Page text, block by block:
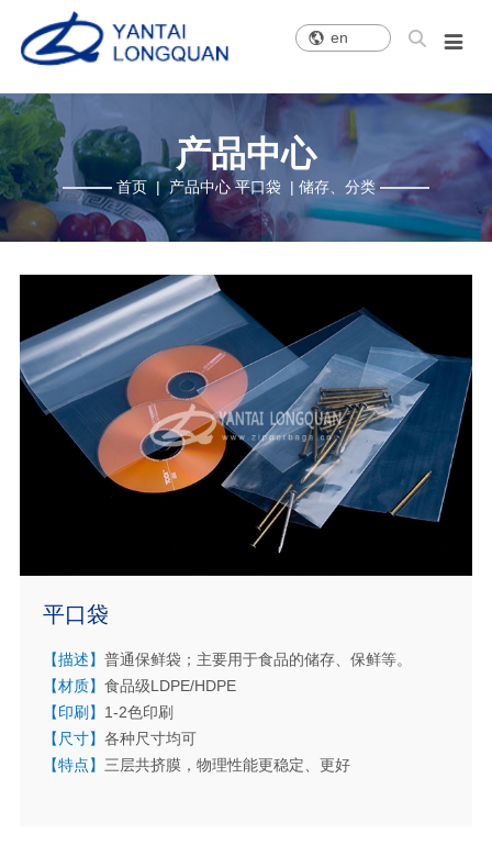

 en
关于我们
公司理念
公司荣誉
发展历程
新闻中心
公司图片
产品中心
自封袋
平口袋
水果袋
人才招聘
简历投递
产品中心
首页 | 产品中心 平口袋 | 储存、分类
平口袋
【描述】 普通保鲜袋；主要用于食品的储存、保鲜等。
【材质】 食品级LDPE/HDPE
【印刷】 1-2色印刷
【尺寸】 各种尺寸均可
【特点】 三层共挤膜，物理性能更稳定、更好